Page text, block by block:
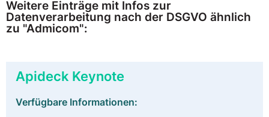
Weitere Einträge mit Infos zur
Datenverarbeitung nach der DSGVO ähnlich
zu "Admicom":
Apideck Keynote
Verfügbare Informationen: